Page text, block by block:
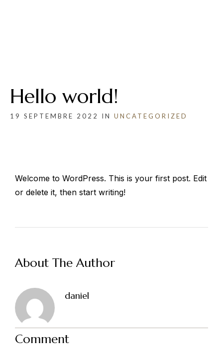
Hello world!
19 SEPTEMBRE 2022 IN UNCATEGORIZED
Welcome to WordPress. This is your first post. Edit
or delete it, then start writing!
About The Author
daniel
Comment